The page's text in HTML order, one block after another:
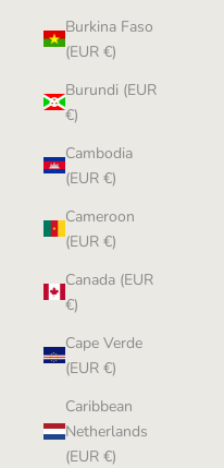
Burkina Faso
(EUR €)
Burundi (EUR
€)
Cambodia
(EUR €)
Cameroon
(EUR €)
Canada (EUR
€)
Cape Verde
(EUR €)
Caribbean
Netherlands
(EUR €)